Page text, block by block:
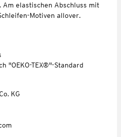
Am elastischen Abschluss mit
Motiven allover.
"OEKO-TEX®"-Standard
KG